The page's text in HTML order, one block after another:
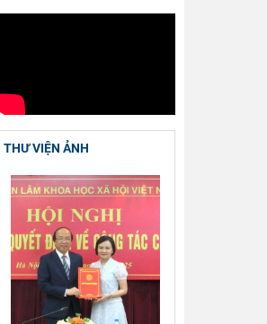
lâm Khoa…
Thường
trực Hội
đồng Lý…
Đảng ủy
Viện Hàn
lâm Khoa
THƯ VIỆN ẢNH